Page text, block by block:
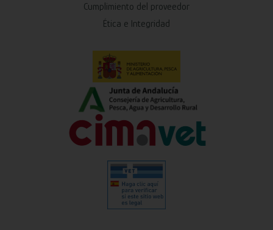
Cumplimiento del proveedor
Ética e Integridad